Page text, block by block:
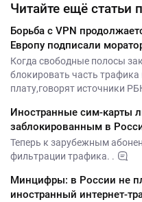
Читайте ещё статьи
Борьба с VPN
Европу подписали
Когда свободные полосы
блокировать часть трафика
плату,говорят источники
Иностранные сим-карты
заблокированным в
Теперь к зарубежным
фильтрации трафика. .
Минцифры: в России не
иностранный интернет-